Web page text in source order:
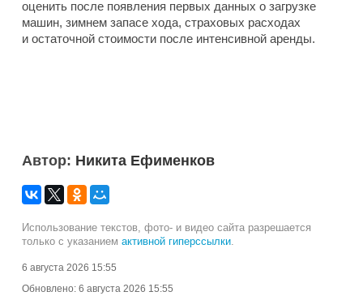
оценить после появления первых данных о загрузке
машин, зимнем запасе хода, страховых расходах
и остаточной стоимости после интенсивной аренды.
Автор: Никита Ефименков
Использование текстов, фото- и видео сайта разрешается
только с указанием активной гиперссылки
6 августа 2026 15:55
Обновлено: 6 августа 2026 15:55